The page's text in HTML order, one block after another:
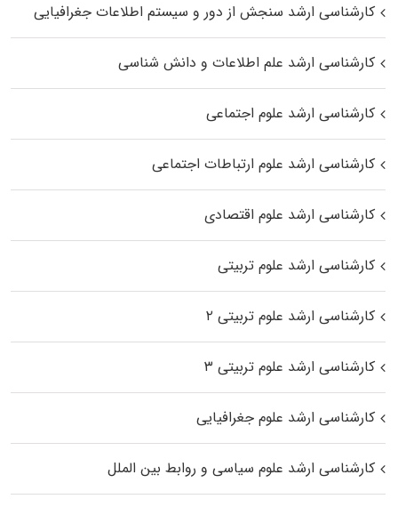
کارشناسی ارشد سنجش از دور و سیستم اطلاعات جغرافیایی
کارشناسی ارشد علم اطلاعات و دانش شناسی
کارشناسی ارشد علوم اجتماعی
کارشناسی ارشد علوم ارتباطات اجتماعی
کارشناسی ارشد علوم اقتصادی
کارشناسی ارشد علوم تربیتی
کارشناسی ارشد علوم تربیتی ۲
کارشناسی ارشد علوم تربیتی ۳
کارشناسی ارشد علوم جغرافیایی
کارشناسی ارشد علوم سیاسی و روابط بین الملل